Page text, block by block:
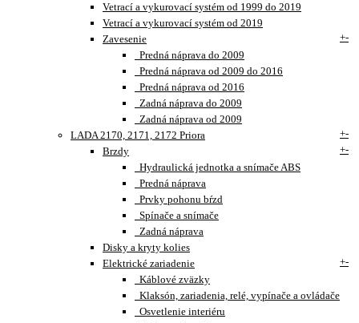
Vetrací a vykurovací systém od 1999 do 2019
Vetrací a vykurovací systém od 2019
Zavesenie
+-
Predná náprava do 2009
Predná náprava od 2009 do 2016
Predná náprava od 2016
Zadná náprava do 2009
Zadná náprava od 2009
LADA 2170, 2171, 2172 Priora
+-
Brzdy
+-
Hydraulická jednotka a snímače ABS
Predná náprava
Prvky pohonu bŕzd
Spínače a snímače
Zadná náprava
Disky a kryty kolies
Elektrické zariadenie
+-
Káblové zväzky
Klaksón, zariadenia, relé, vypínače a ovládače
Osvetlenie interiéru